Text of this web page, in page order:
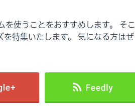
を使うことをおすすめします。 そこ
特集いたします。 気になる方はぜ